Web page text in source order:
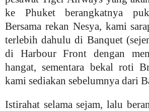
ke Phuket berangkatnya
Bersama rekan Nesya, kami
terlebih dahulu di Banquet
di Harbour Front dengan
hangat, sementara bekal roti
kami sediakan sebelumnya dari
Istirahat selama sejam, lalu